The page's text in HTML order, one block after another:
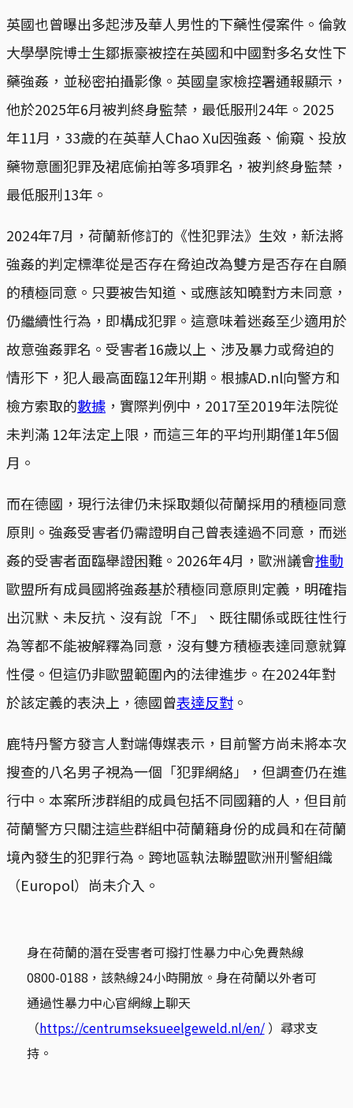
英國也曾曝出多起涉及華人男性的下藥性侵案件。倫敦
大學學院博士生鄒振豪被控在英國和中國對多名女性下
藥強姦，並秘密拍攝影像。英國皇家檢控署通報顯示，
他於2025年6月被判終身監禁，最低服刑24年。2025
年11月，33歲的在英華人Chao Xu因強姦、偷窺、投放
藥物意圖犯罪及裙底偷拍等多項罪名，被判終身監禁，
最低服刑13年。
2024年7月，荷蘭新修訂的《性犯罪法》生效，新法將
強姦的判定標準從是否存在脅迫改為雙方是否存在自願
的積極同意。只要被告知道、或應該知曉對方未同意，
仍繼續性行為，即構成犯罪。這意味着迷姦至少適用於
故意強姦罪名。受害者16歲以上、涉及暴力或脅迫的
情形下，犯人最高面臨12年刑期。根據AD.nl向警方和
檢方索取的數據 ，實際判例中，2017至2019年法院從
未判滿 12年法定上限，而這三年的平均刑期僅1年5個
月。
而在德國，現行法律仍未採取類似荷蘭採用的積極同意
原則。強姦受害者仍需證明自己曾表達過不同意，而迷
姦的受害者面臨舉證困難。2026年4月，歐洲議會推動
歐盟所有成員國將強姦基於積極同意原則定義，明確指
出沉默、未反抗、沒有說「不」、既往關係或既往性行
為等都不能被解釋為同意，沒有雙方積極表達同意就算
性侵。但這仍非歐盟範圍內的法律進步。在2024年對
於該定義的表決上，德國曾表達反對 。
鹿特丹警方發言人對端傳媒表示，目前警方尚未將本次
搜查的八名男子視為一個「犯罪網絡」，但調查仍在進
行中。本案所涉群組的成員包括不同國籍的人，但目前
荷蘭警方只關注這些群組中荷蘭籍身份的成員和在荷蘭
境內發生的犯罪行為。跨地區執法聯盟歐洲刑警組織
（Europol）尚未介入。
身在荷蘭的潛在受害者可撥打性暴力中心免費熱線
0800-0188，該熱線24小時開放。身在荷蘭以外者可
通過性暴力中心官網線上聊天
（https://centrumseksueelgeweld.nl/en/）尋求支
持。